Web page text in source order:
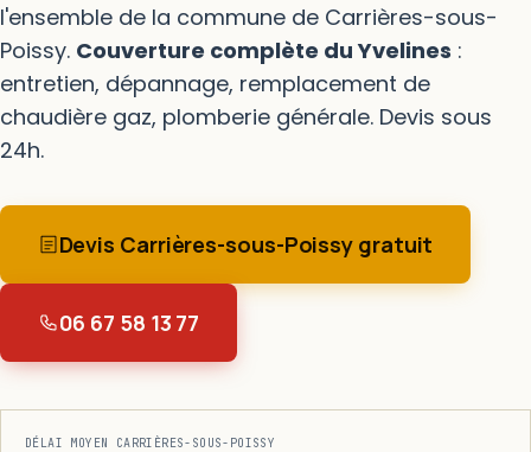
l'ensemble de la commune de Carrières-sous-
Poissy. Couverture complète du Yvelines :
entretien, dépannage, remplacement de
chaudière gaz, plomberie générale. Devis sous
24h.
Devis Carrières-sous-Poissy gratuit
06 67 58 13 77
DÉLAI MOYEN CARRIÈRES-SOUS-POISSY